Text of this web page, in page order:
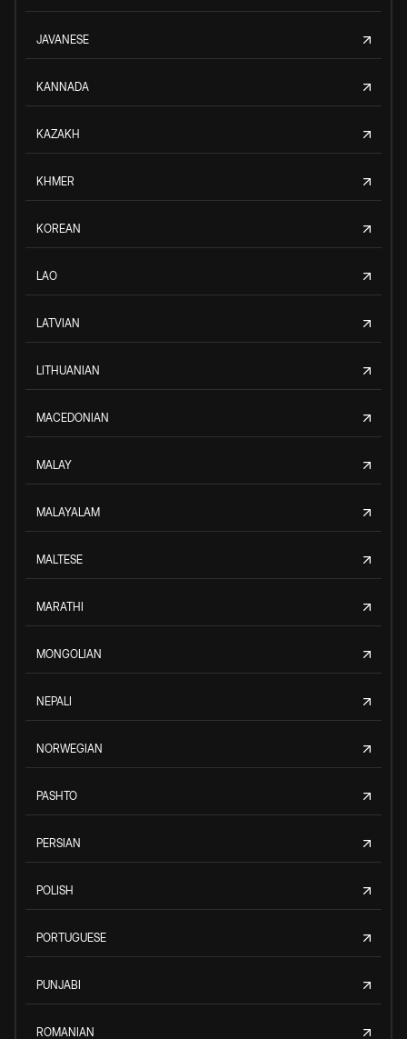
JAVANESE
KANNADA
KAZAKH
KHMER
KOREAN
LAO
LATVIAN
LITHUANIAN
MACEDONIAN
MALAY
MALAYALAM
MALTESE
MARATHI
MONGOLIAN
NEPALI
NORWEGIAN
PASHTO
PERSIAN
POLISH
PORTUGUESE
PUNJABI
ROMANIAN